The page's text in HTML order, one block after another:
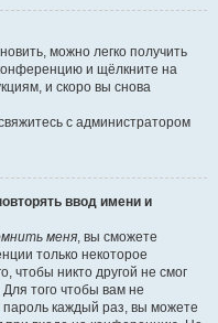
можно легко получить
и щёлкните на
и скоро вы снова
с администратором
ввод имени и
меня, вы сможете
только некоторое
чтобы никто другой не смог
того чтобы вам не
пароль каждый раз, вы можете